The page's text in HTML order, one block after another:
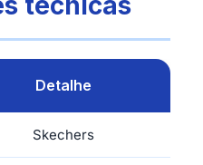
Detalhe
Skechers